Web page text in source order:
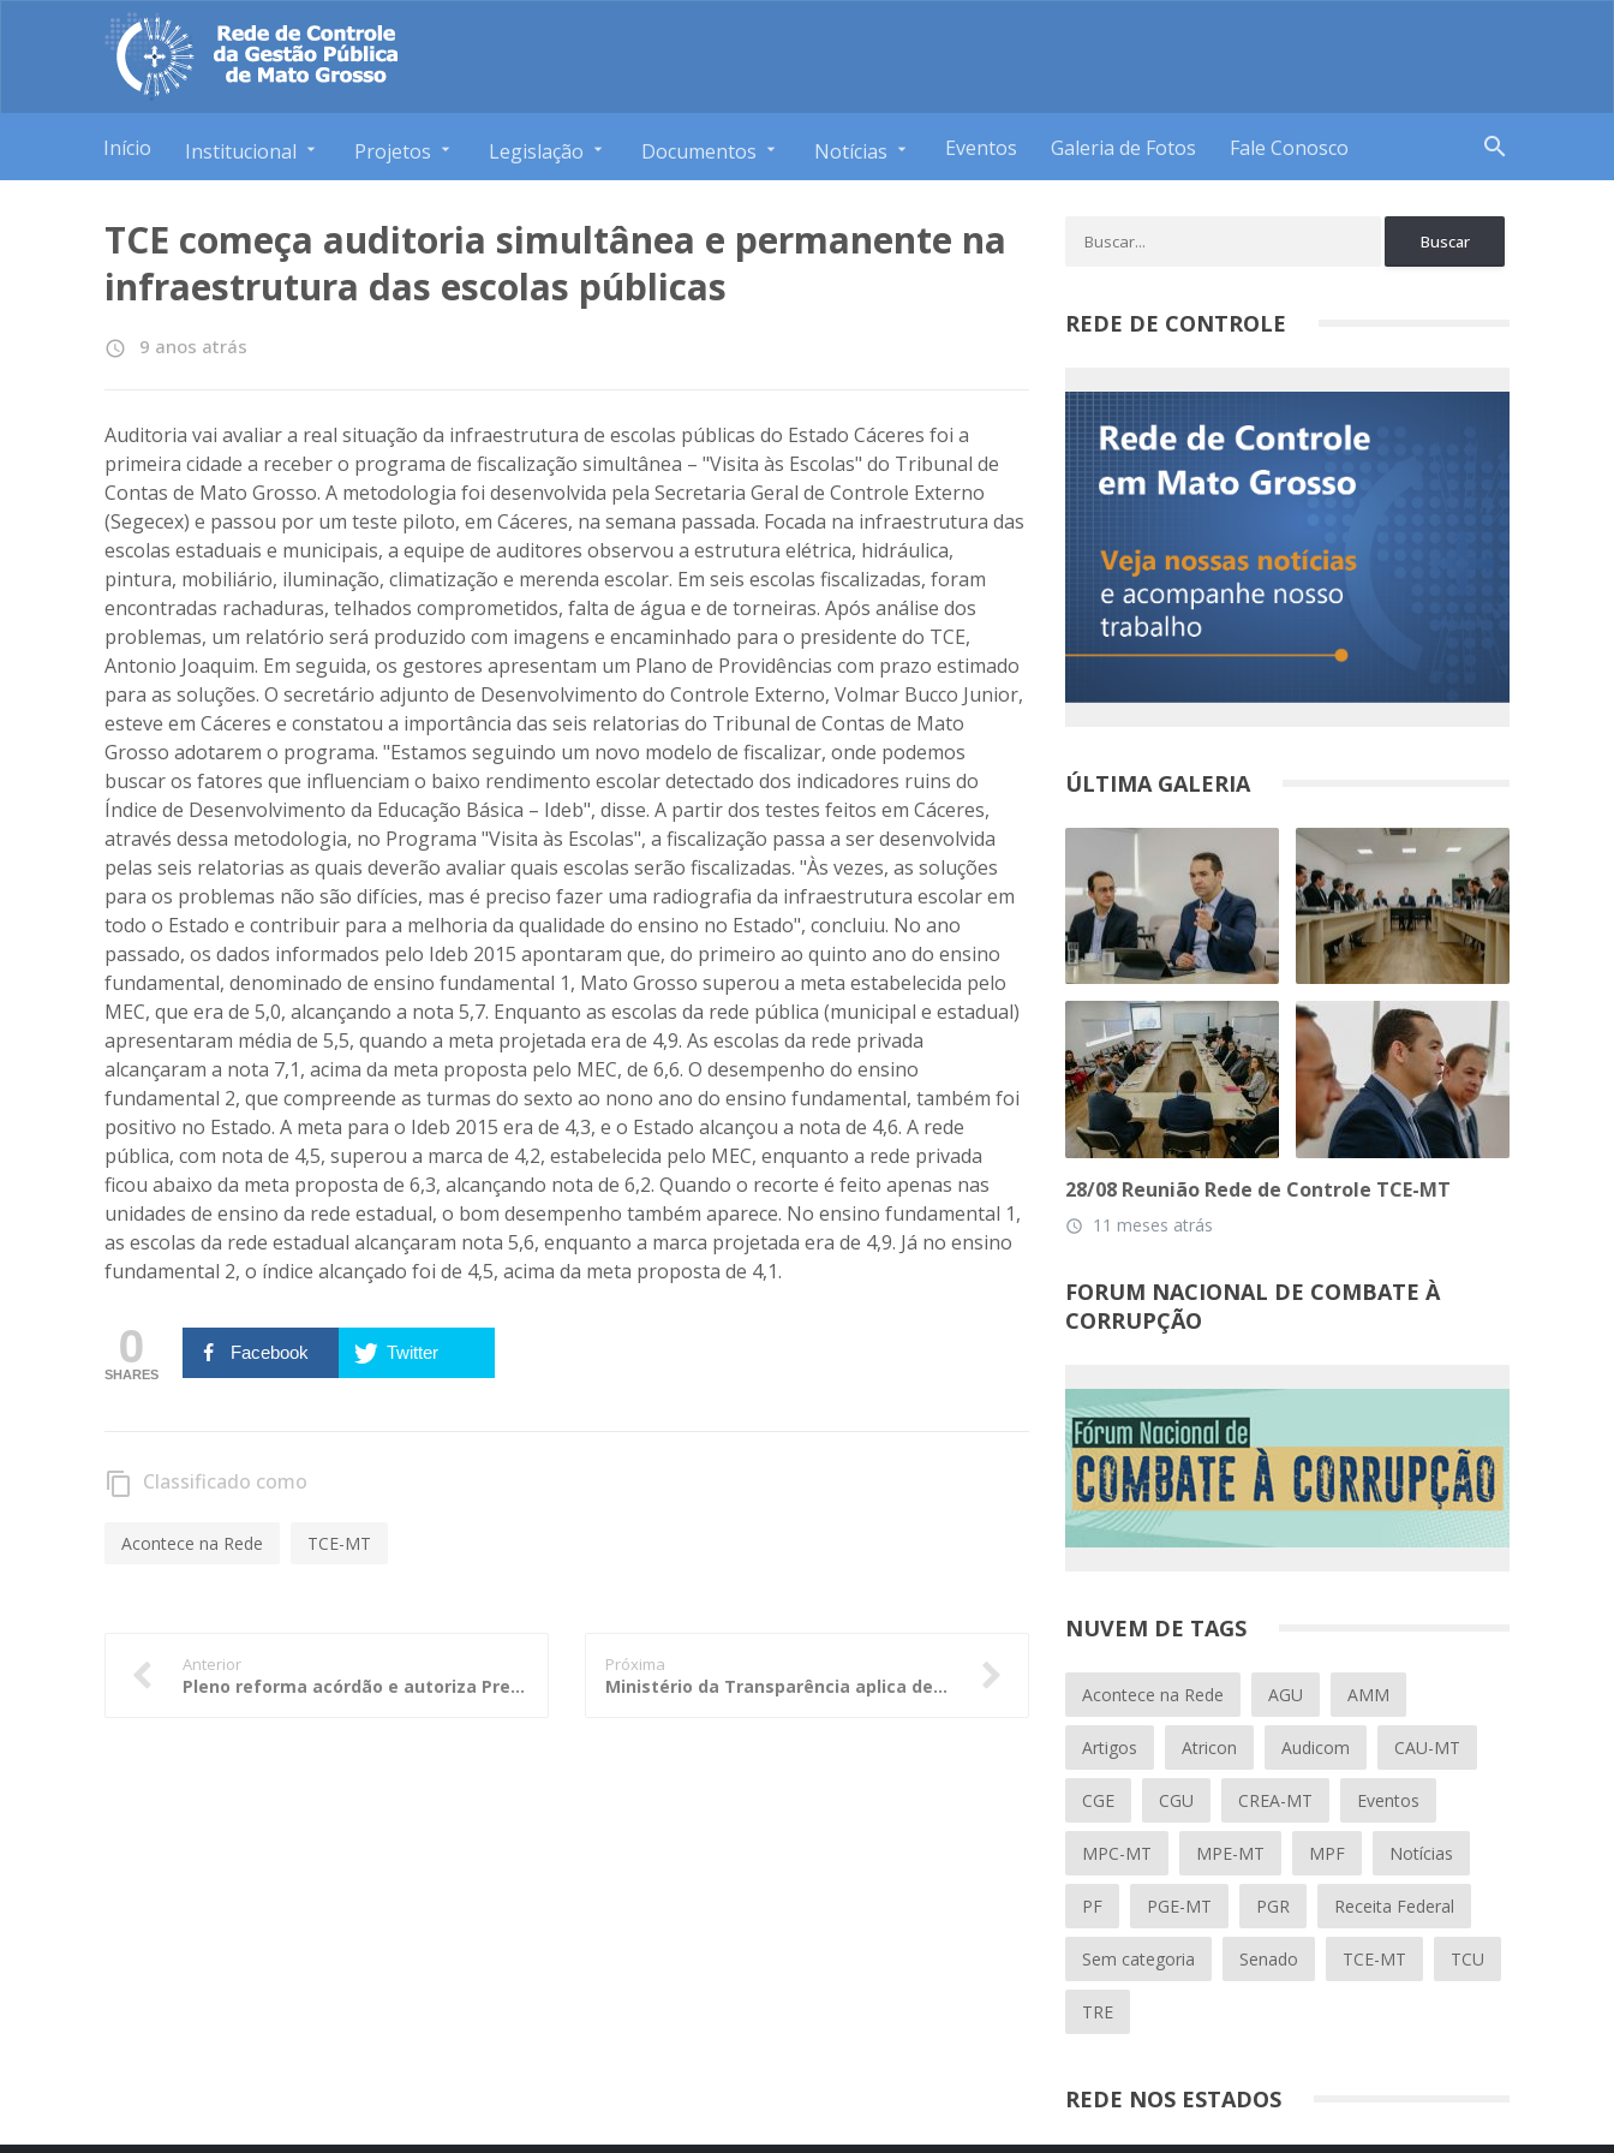
Início Institucional Projetos Legislação Documentos Notícias Eventos Galeria de Fotos Fale Conosco search
TCE começa auditoria simultânea e permanente na
infraestrutura das escolas públicas
access_time 9 anos atrás
Auditoria vai avaliar a real situação da infraestrutura de escolas públicas do Estado Cáceres foi a
primeira cidade a receber o programa de fiscalização simultânea – "Visita às Escolas" do Tribunal de
Contas de Mato Grosso. A metodologia foi desenvolvida pela Secretaria Geral de Controle Externo
(Segecex) e passou por um teste piloto, em Cáceres, na semana passada. Focada na infraestrutura das
escolas estaduais e municipais, a equipe de auditores observou a estrutura elétrica, hidráulica,
pintura, mobiliário, iluminação, climatização e merenda escolar. Em seis escolas fiscalizadas, foram
encontradas rachaduras, telhados comprometidos, falta de água e de torneiras. Após análise dos
problemas, um relatório será produzido com imagens e encaminhado para o presidente do TCE,
Antonio Joaquim. Em seguida, os gestores apresentam um Plano de Providências com prazo estimado
para as soluções. O secretário adjunto de Desenvolvimento do Controle Externo, Volmar Bucco Junior,
esteve em Cáceres e constatou a importância das seis relatorias do Tribunal de Contas de Mato
Grosso adotarem o programa. "Estamos seguindo um novo modelo de fiscalizar, onde podemos
buscar os fatores que influenciam o baixo rendimento escolar detectado dos indicadores ruins do
Índice de Desenvolvimento da Educação Básica – Ideb", disse. A partir dos testes feitos em Cáceres,
através dessa metodologia, no Programa "Visita às Escolas", a fiscalização passa a ser desenvolvida
pelas seis relatorias as quais deverão avaliar quais escolas serão fiscalizadas. "Às vezes, as soluções
para os problemas não são difícies, mas é preciso fazer uma radiografia da infraestrutura escolar em
todo o Estado e contribuir para a melhoria da qualidade do ensino no Estado", concluiu. No ano
passado, os dados informados pelo Ideb 2015 apontaram que, do primeiro ao quinto ano do ensino
fundamental, denominado de ensino fundamental 1, Mato Grosso superou a meta estabelecida pelo
MEC, que era de 5,0, alcançando a nota 5,7. Enquanto as escolas da rede pública (municipal e estadual)
apresentaram média de 5,5, quando a meta projetada era de 4,9. As escolas da rede privada
alcançaram a nota 7,1, acima da meta proposta pelo MEC, de 6,6. O desempenho do ensino
fundamental 2, que compreende as turmas do sexto ao nono ano do ensino fundamental, também foi
positivo no Estado. A meta para o Ideb 2015 era de 4,3, e o Estado alcançou a nota de 4,6. A rede
pública, com nota de 4,5, superou a marca de 4,2, estabelecida pelo MEC, enquanto a rede privada
ficou abaixo da meta proposta de 6,3, alcançando nota de 6,2. Quando o recorte é feito apenas nas
unidades de ensino da rede estadual, o bom desempenho também aparece. No ensino fundamental 1,
as escolas da rede estadual alcançaram nota 5,6, enquanto a marca projetada era de 4,9. Já no ensino
fundamental 2, o índice alcançado foi de 4,5, acima da meta proposta de 4,1.
0
SHARES
Facebook Twitter
content_copy Classificado como
Acontece na Rede TCE-MT
Anterior
Pleno reforma acórdão e autoriza Previsal a manter contrato com o Previmuni
Próxima
Ministério da Transparência aplica demissão a servidor do Ministério da Agricultura
REDE DE CONTROLE
ÚLTIMA GALERIA
28/08 Reunião Rede de Controle TCE-MT
access_time 11 meses atrás
FORUM NACIONAL DE COMBATE À
CORRUPÇÃO
NUVEM DE TAGS
Acontece na Rede AGU AMM
Artigos Atricon Audicom CAU-MT
CGE CGU CREA-MT Eventos
MPC-MT MPE-MT MPF Notícias
PF PGE-MT PGR Receita Federal
Sem categoria Senado TCE-MT TCU
TRE
REDE NOS ESTADOS